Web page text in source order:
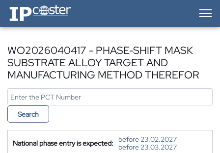
IP-Coster — Home
WO2026040417 - PHASE-SHIFT MASK
SUBSTRATE ALLOY TARGET AND
MANUFACTURING METHOD THEREFOR
Search
National phase entry is expected:
before 23.02.2027
before 23.03.2027